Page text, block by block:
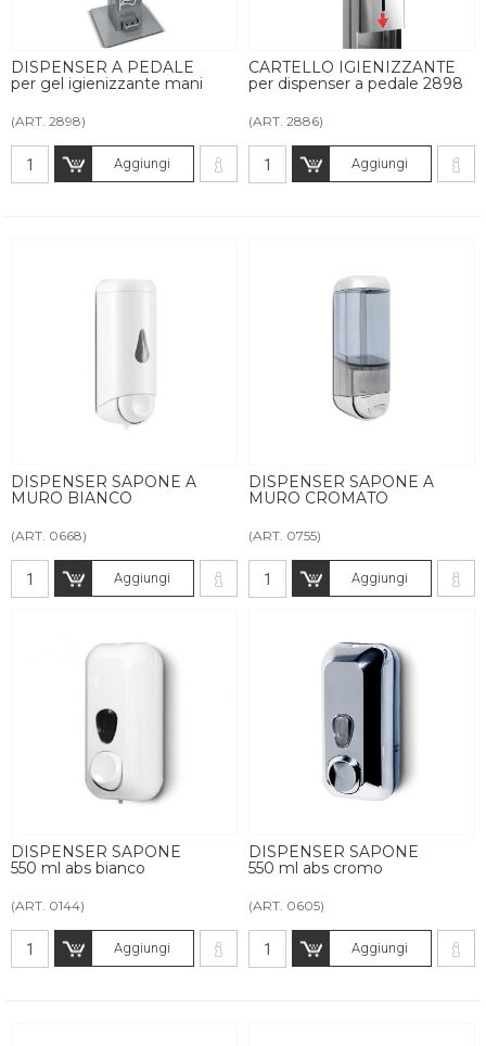
DISPENSER A PEDALE
per gel igienizzante mani
(ART. 2898)
Aggiungi
CARTELLO IGIENIZZANTE
per dispenser a pedale 2898
(ART. 2886)
Aggiungi
DISPENSER SAPONE A
MURO BIANCO
(ART. 0668)
Aggiungi
DISPENSER SAPONE A
MURO CROMATO
(ART. 0755)
Aggiungi
DISPENSER SAPONE
550 ml abs bianco
(ART. 0144)
Aggiungi
DISPENSER SAPONE
550 ml abs cromo
(ART. 0605)
Aggiungi